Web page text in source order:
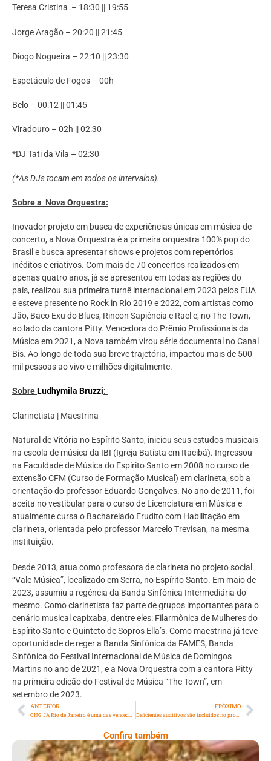
Teresa Cristina – 18:30 || 19:55
Jorge Aragão – 20:20 || 21:45
Diogo Nogueira – 22:10 || 23:30
Espetáculo de Fogos – 00h
Belo – 00:12 || 01:45
Viradouro – 02h || 02:30
*DJ Tati da Vila – 02:30
(*As DJs tocam em todos os intervalos).
Sobre a Nova Orquestra:
Inovador projeto em busca de experiências únicas em música de
concerto, a Nova Orquestra é a primeira orquestra 100% pop do
Brasil e busca apresentar shows e projetos com repertórios
inéditos e criativos. Com mais de 70 concertos realizados em
apenas quatro anos, já se apresentou em todas as regiões do
país, realizou sua primeira turnê internacional em 2023 pelos EUA
e esteve presente no Rock in Rio 2019 e 2022, com artistas como
Jão, Baco Exu do Blues, Rincon Sapiência e Rael e, no The Town,
ao lado da cantora Pitty. Vencedora do Prêmio Profissionais da
Música em 2021, a Nova também virou série documental no Canal
Bis. Ao longo de toda sua breve trajetória, impactou mais de 500
mil pessoas ao vivo e milhões digitalmente.
SobreLudhymila Bruzzi:
Clarinetista | Maestrina
Natural de Vitória no Espírito Santo, iniciou seus estudos musicais
na escola de música da IBI (Igreja Batista em Itacibá). Ingressou
na Faculdade de Música do Espírito Santo em 2008 no curso de
extensão CFM (Curso de Formação Musical) em clarineta, sob a
orientação do professor Eduardo Gonçalves. No ano de 2011, foi
aceita no vestibular para o curso de Licenciatura em Música e
atualmente cursa o Bacharelado Erudito com Habilitação em
clarineta, orientada pelo professor Marcelo Trevisan, na mesma
instituição.
Desde 2013, atua como professora de clarineta no projeto social
“Vale Música”, localizado em Serra, no Espírito Santo. Em maio de
2023, assumiu a regência da Banda Sinfônica Intermediária do
mesmo. Como clarinetista faz parte de grupos importantes para o
cenário musical capixaba, dentre eles: Filarmônica de Mulheres do
Espírito Santo e Quinteto de Sopros Ella’s. Como maestrina já teve
oportunidade de reger a Banda Sinfônica da FAMES, Banda
Sinfônica do Festival Internacional de Música de Domingos
Martins no ano de 2021, e a Nova Orquestra com a cantora Pitty
na primeira edição do Festival de Música “The Town”, em
setembro de 2023.
ANTERIOR PRÓXIMO
Deficientes auditivos são incluídos no programa Bolsa-Atleta
Confira também